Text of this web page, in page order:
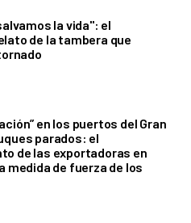
la vida": el
de la tambera que
en los puertos del Gran
parados: el
de las exportadoras en
medida de fuerza de los